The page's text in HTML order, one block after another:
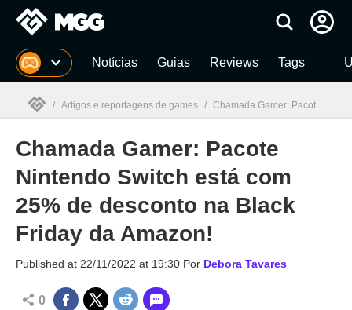
Millenium Notícias Guias Reviews Tags
Millenium
/ Artigos e reportagens de games / Chamada Gamer: Pacote Nintendo Switch está com 25% de desconto na Black Friday da Amazon!
Chamada Gamer: Pacote
Nintendo Switch está com
25% de desconto na Black
Friday da Amazon!
Published at 22/11/2022 at 19:30 Por Debora Tavares
0